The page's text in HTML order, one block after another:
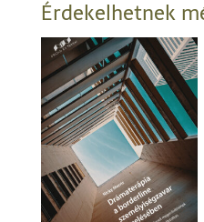
Érdekelhetnek